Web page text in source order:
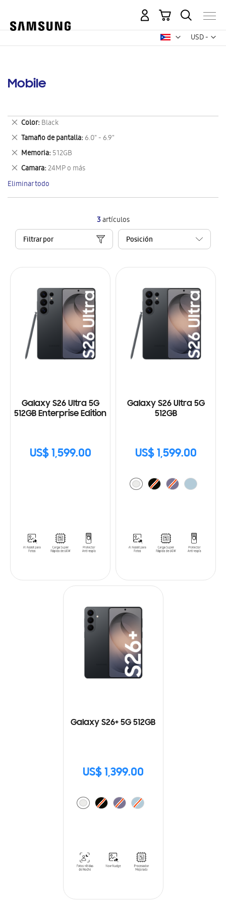
USD -
dólar
Mi carrito
Mobile
3artículos
Filtrar por
Galaxy S26 Ultra 5G
512GB Enterprise Edition
US$ 1,599.00
Galaxy S26 Ultra 5G
512GB
US$ 1,599.00
Galaxy S26+ 5G 512GB
US$ 1,399.00
Color Black
Eliminar
este
artículo
Tamaño de pantalla 6.0" - 6.9"
Eliminar
este
artículo
Memoria 512GB
Eliminar
este
artículo
Camara 24MP o más
Eliminar
este
artículo
Eliminar todo